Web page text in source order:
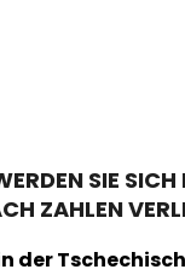
SIE SICH
ZAHLEN
der